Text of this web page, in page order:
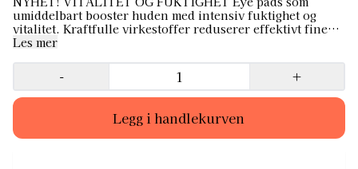
umiddelbart booster huden med intensiv fuktighet og
vitalitet. Kraftfulle virkestoffer reduserer effektivt fine
linjer og styrker konturene. Masken kjøler, drenerer og
• Vitaliserende • Antiage • Kjølende BRUK Påføres på
nyrenset hud, virketid 15 min. Anbefales 2 ganger i uken
for langvarig effekt. TIPS! • Oppbevares i kjøleskapet for
ekstra kjølende og drenerende effekt. • Rester fra
emballasjen masseres inn rundt øynene. • Kombiner
Les mer
- +